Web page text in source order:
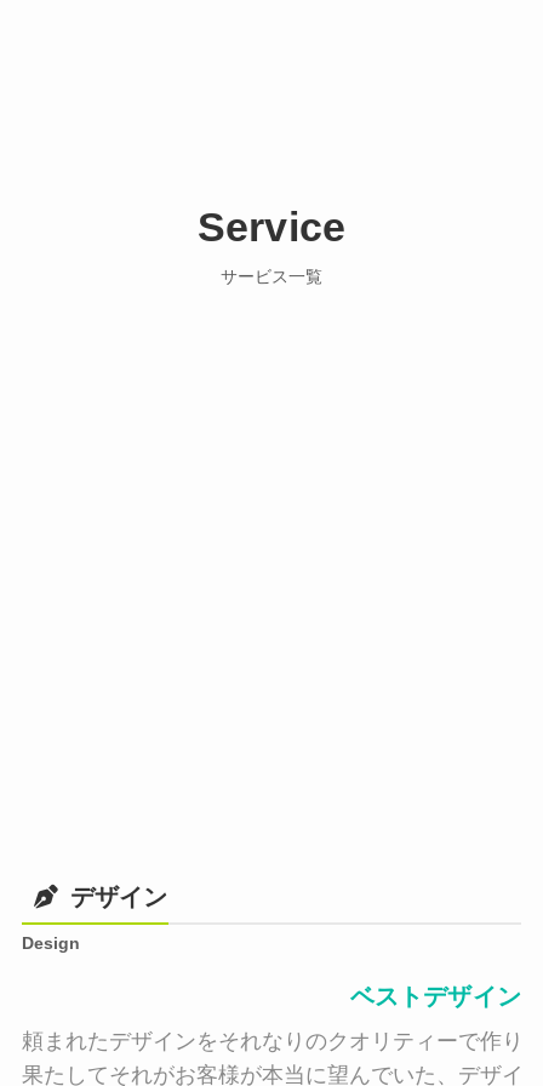
Service
サービス一覧
デザイン
Design
ベストデザイン
頼まれたデザインをそれなりのクオリティーで作り
果たしてそれがお客様が本当に望んでいた、デザイ